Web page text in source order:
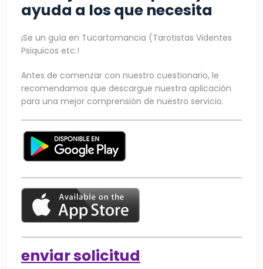
ayuda a los que necesita
¡Se un guía en Tucartomancia (Tarotistas Videntes
Psiquicos etc.!
Antes de comenzar con nuestro cuestionario, le
recomendamos que descargue nuestra aplicación
para una mejor comprensión de nuestro servicio.
enviar solicitud